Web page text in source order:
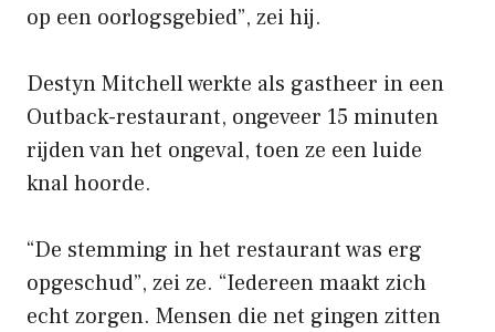
op een oorlogsgebied”, zei hij.
Destyn Mitchell werkte als gastheer in een
Outback-restaurant, ongeveer 15 minuten
rijden van het ongeval, toen ze een luide
knal hoorde.
“De stemming in het restaurant was erg
opgeschud”, zei ze. “Iedereen maakt zich
echt zorgen. Mensen die net gingen zitten